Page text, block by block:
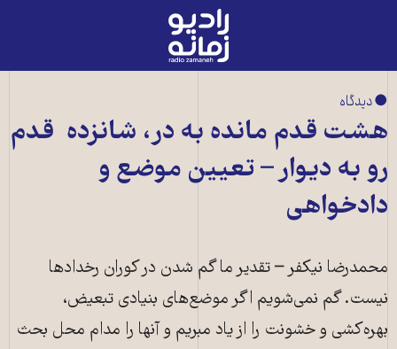
رادیو
زمانه
صفحه
● دیدگاه
هشت قدم مانده به در، شانزده قدم
رو به دیوار – تعیین موضع و
دادخواهی
محمدرضا نیکفر – تقدیر ما گم شدن در کوران رخدادها
نیست. گم نمی‌شویم اگر موضع‌های بنیادی تبعیض،
بهره‌کشی و خشونت را از یاد مبریم و آنها را مدام محل بحث